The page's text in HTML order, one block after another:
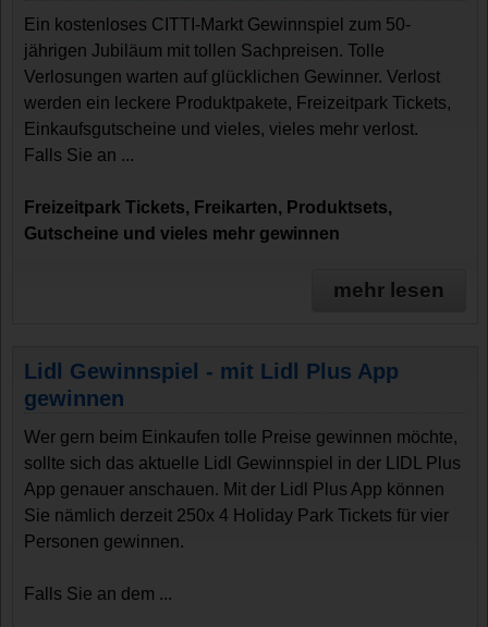
Ein kostenloses CITTI-Markt Gewinnspiel zum 50-
jährigen Jubiläum mit tollen Sachpreisen. Tolle
Verlosungen warten auf glücklichen Gewinner. Verlost
werden ein leckere Produktpakete, Freizeitpark Tickets,
Einkaufsgutscheine und vieles, vieles mehr verlost.
Falls Sie an ...
Freizeitpark Tickets, Freikarten, Produktsets,
Gutscheine und vieles mehr gewinnen
mehr lesen
Lidl Gewinnspiel - mit Lidl Plus App
gewinnen
Wer gern beim Einkaufen tolle Preise gewinnen möchte,
sollte sich das aktuelle Lidl Gewinnspiel in der LIDL Plus
App genauer anschauen. Mit der Lidl Plus App können
Sie nämlich derzeit 250x 4 Holiday Park Tickets für vier
Personen gewinnen.
Falls Sie an dem ...